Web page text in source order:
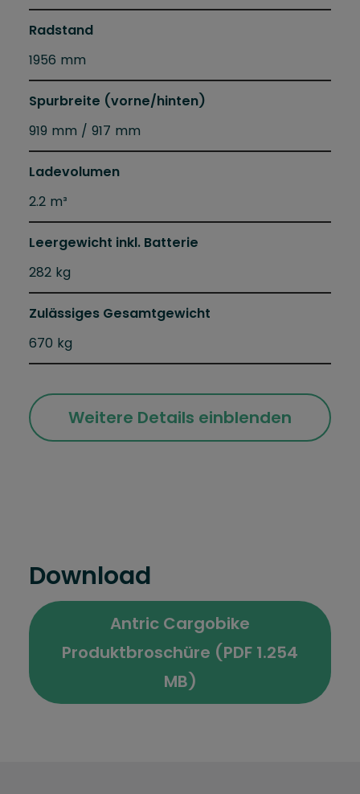
Radstand
1956 mm
Spurbreite (vorne/hinten)
919 mm / 917 mm
Ladevolumen
2.2 m³
Leergewicht inkl. Batterie
282 kg
Zulässiges Gesamtgewicht
670 kg
Weitere Details einblenden
Download
Antric Cargobike
Produktbroschüre (PDF 1.254
MB)